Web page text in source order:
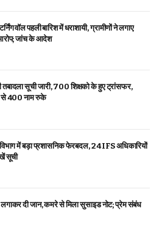
वॉल पहली बारिश में धराशायी, ग्रामीणों ने लगाए
जांच के आदेश
तबादला सूची जारी, 700 शिक्षको के हुए ट्रांसफर,
से 400 नाम रुके
में बड़ा प्रशासनिक फेरबदल, 24 IFS अधिकारियों
सूची
लगाकर दी जान, कमरे से मिला सुसाइड नोट; प्रेम संबंध